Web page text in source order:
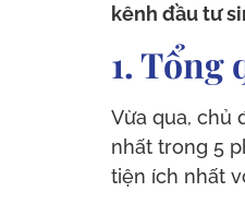
kênh đầu tư
1. Tổng
Vừa qua, chủ
nhất trong 5
tiện ích nhất